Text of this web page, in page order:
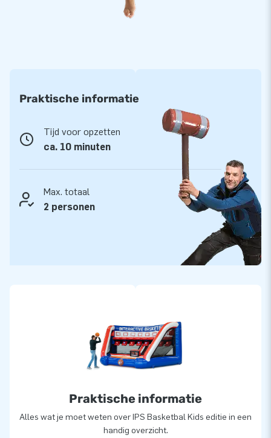
De set bestaat uit:
IPS Set incl. 10 lampen - á €2499,-
Praktische informatie
Tijd voor opzetten
ca. 10 minuten
Max. totaal
2 personen
Praktische informatie
Alles wat je moet weten over IPS Basketbal Kids editie in een
handig overzicht.